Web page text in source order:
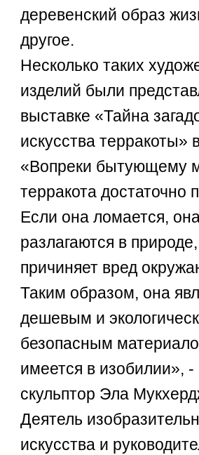
деревенский образ
другое.
Несколько таких
изделий были
выставке «Тайна
искусства терракоты»
«Вопреки бытующему
терракота достаточно
Если она ломается,
разлагаются в
причиняет вред
Таким образом, она
дешевым и
безопасным
имеется в изобилии», -
скульптор Эла
Деятель
искусства и